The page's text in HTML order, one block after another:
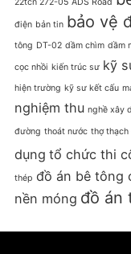
điện bản tin bảo vệ
tông DT-02 dầm chìm dầm
cọc nhồi kiến trúc sư kỹ
hiện trường kỹ sư kết cấu
nghiệm thu nghề xây
đường thoát nước thợ thạch
dụng tổ chức thi
thép đồ án bê tông
nền móng đồ án